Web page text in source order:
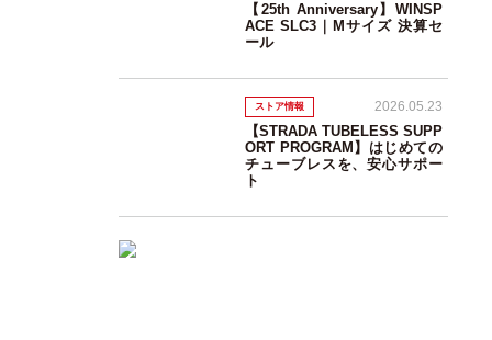
【25th Anniversary】WINSP
ACE SLC3｜Mサイズ 決算セ
ール
ストア情報 2026.05.23
【STRADA TUBELESS SUPP
ORT PROGRAM】はじめての
チューブレスを、安心サポー
ト